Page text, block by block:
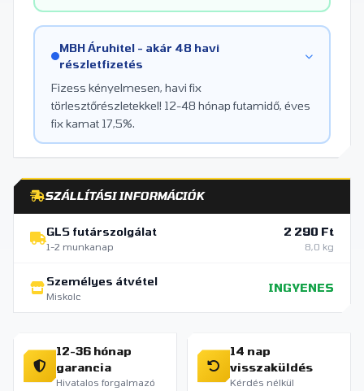
MBH Áruhitel - akár 48 havi
részletfizetés
Fizess kényelmesen, havi fix
törlesztőrészletekkel! 12-48 hónap futamidő, éves
fix kamat 17,5%.
SZÁLLÍTÁSI INFORMÁCIÓK
GLS futárszolgálat
1-2 munkanap
2 290 Ft
8,0 kg
Személyes átvétel
Miskolc
INGYENES
12-36 hónap
garancia
Hivatalos forgalmazó
14 nap
visszaküldés
Kérdés nélkül